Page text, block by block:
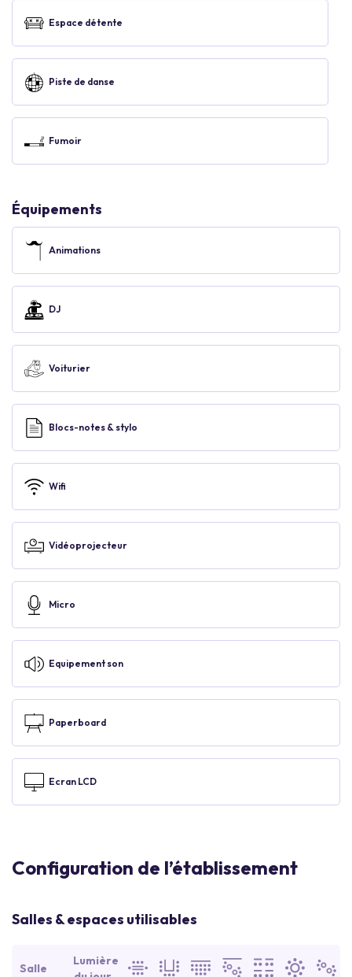
Espace détente
Piste de danse
Fumoir
Équipements
Animations
DJ
Voiturier
Blocs-notes & stylo
Wifi
Vidéoprojecteur
Micro
Equipement son
Paperboard
Ecran LCD
Configuration de l’établissement
Salles & espaces utilisables
Salle
Lumière